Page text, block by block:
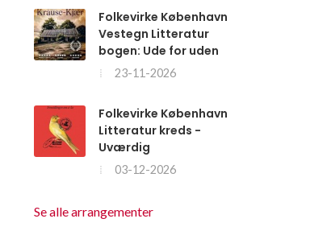
Folkevirke København
Vestegn Litteratur
bogen: Ude for uden
23-11-2026
Folkevirke København
Litteratur kreds -
Uværdig
03-12-2026
Se alle arrangementer